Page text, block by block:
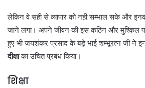
लेकिन वे सही से व्यापार को नही सम्भाल सके और
जाने लगा। अपने जीवन की इस कठिन और मुश्किल
हुए भी जयशंकर प्रसाद के बड़े भाई शम्भूरत्न जी ने
दीक्षाका उचित प्रबंध किया।
शिक्षा